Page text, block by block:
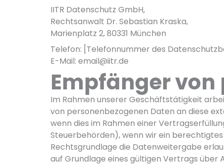
IITR Datenschutz GmbH,
Rechtsanwalt Dr. Sebastian Kraska,
Marienplatz 2, 80331 München
Telefon: [Telefonnummer des
E-Mail: email@iitr.de
Empfänger von
Im Rahmen unserer Geschäftstätigkeit
von personenbezogenen Daten an diese
wenn dies im Rahmen einer
Steuerbehörden), wenn wir ein
Rechtsgrundlage die Datenweitergabe
auf Grundlage eines gültigen Vertrags